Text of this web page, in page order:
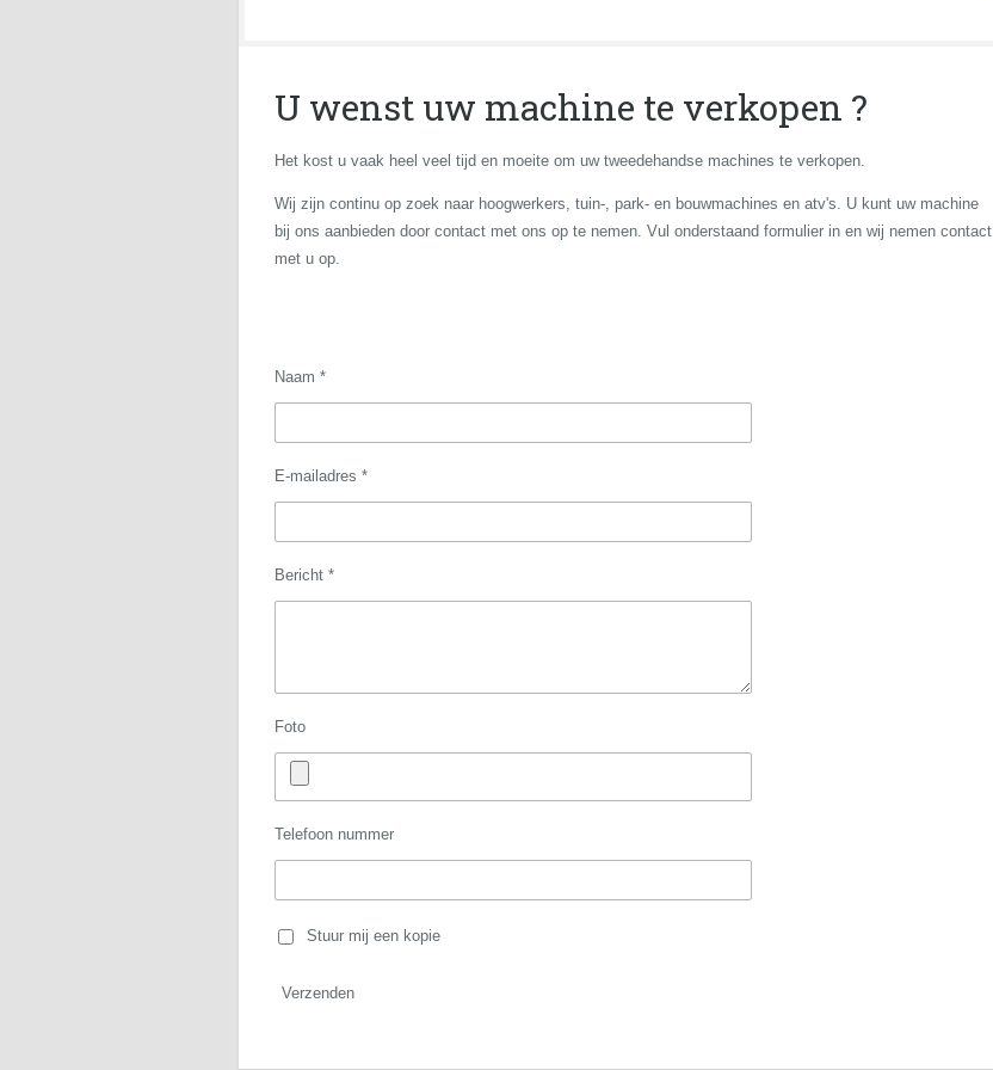
U wenst uw machine te verkopen ?
Het kost u vaak heel veel tijd en moeite om uw tweedehandse machines te verkopen.
Wij zijn continu op zoek naar hoogwerkers, tuin-, park- en bouwmachines en atv's. U kunt uw machine
bij ons aanbieden door contact met ons op te nemen. Vul onderstaand formulier in en wij nemen contact
met u op.
Naam *
E-mailadres *
Bericht *
Foto
Telefoon nummer
Stuur mij een kopie
Verzenden